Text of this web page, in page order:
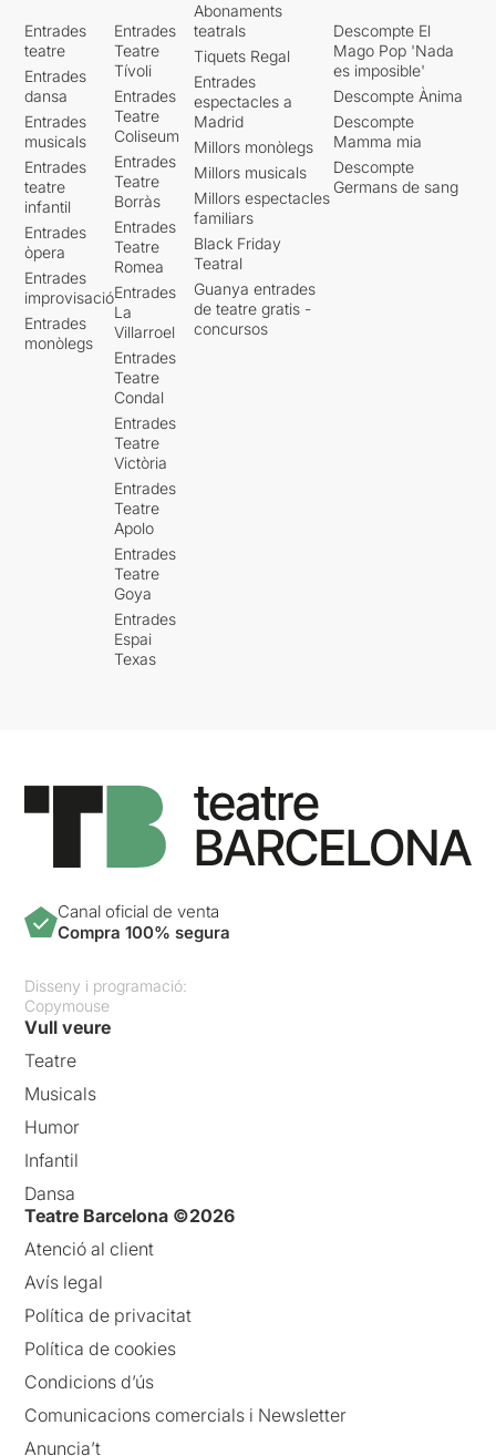
Entrades
teatre
Entrades
dansa
Entrades
musicals
Entrades
teatre
infantil
Entrades
òpera
Entrades
improvisació
Entrades
monòlegs
Entrades
Teatre
Tívoli
Entrades
Teatre
Coliseum
Entrades
Teatre
Borràs
Entrades
Teatre
Romea
Entrades
La
Villarroel
Entrades
Teatre
Condal
Entrades
Teatre
Victòria
Entrades
Teatre
Apolo
Entrades
Teatre
Goya
Entrades
Espai
Texas
Abonaments
teatrals
Tiquets Regal
Entrades
espectacles a
Madrid
Millors monòlegs
Millors musicals
Millors espectacles
familiars
Black Friday
Teatral
Guanya entrades
de teatre gratis -
concursos
Descompte El
Mago Pop 'Nada
es imposible'
Descompte Ànima
Descompte
Mamma mia
Descompte
Germans de sang
Canal oficial de venta
Compra 100% segura
Disseny i programació:
Copymouse
Vull veure
Teatre
Musicals
Humor
Infantil
Dansa
Teatre Barcelona ©2026
Atenció al client
Avís legal
Política de privacitat
Política de cookies
Condicions d’ús
Comunicacions comercials i Newsletter
Anuncia’t